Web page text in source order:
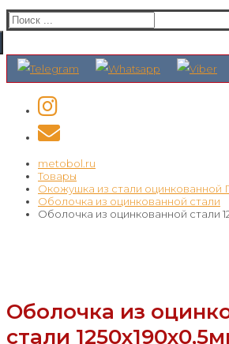
Искать:
metobol.ru
Товары
Окожушка из стали оцинкованной
Оболочка из оцинкованной стали
Оболочка из оцинкованной стали
Оболочка из
стали